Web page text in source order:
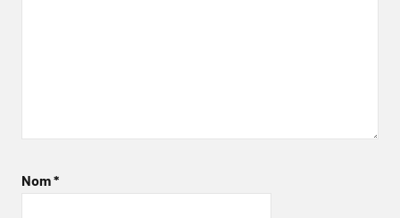
Nom*